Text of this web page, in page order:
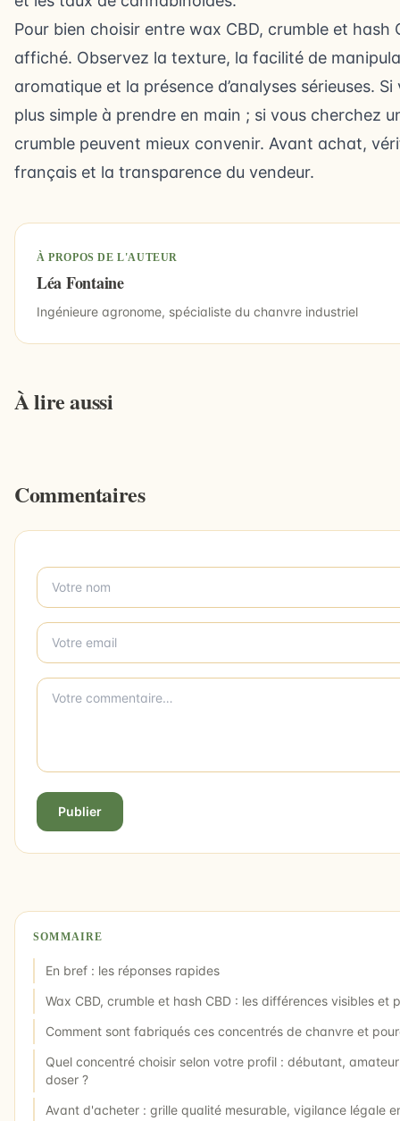
Pour bien choisir entre wax CBD, crumble et hash
affiché. Observez la texture, la facilité de
aromatique et la présence d’analyses sérieuses.
plus simple à prendre en main ; si vous cherchez
crumble peuvent mieux convenir. Avant achat,
français et la transparence du vendeur.
À PROPOS DE L'AUTEUR
Léa Fontaine
Ingénieure agronome, spécialiste du chanvre industriel
À lire aussi
Commentaires
Publier
SOMMAIRE
En bref : les réponses rapides
Wax CBD, crumble et hash CBD : les différences visibles
Comment sont fabriqués ces concentrés de chanvre et
Quel concentré choisir selon votre profil : débutant,
doser ?
Avant d'acheter : grille qualité mesurable, vigilance légale